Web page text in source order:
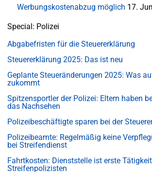
Werbungskostenabzug möglich 17.
Special: Polizei
Abgabefristen für die Steuererklärung
Steuererklärung 2025: Das ist neu
Geplante Steueränderungen 2025: Was
zukommt
Spitzensportler der Polizei: Eltern haben
das Nachsehen
Polizeibeschäftigte sparen bei der
Polizeibeamte: Regelmäßig keine
bei Streifendienst
Fahrtkosten: Dienststelle ist erste
Streifenpolizisten